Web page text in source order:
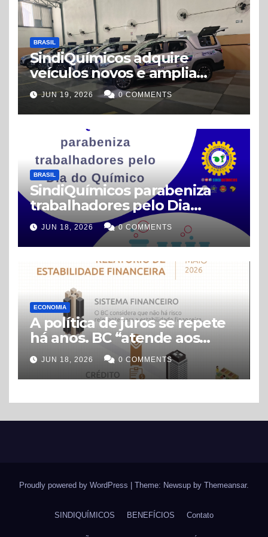
BRASIL
SindiQuímicos adquire
veículos novos e amplia
estrutura para atender
trabalhadores
JUN 19, 2026 0 COMMENTS
BRASIL
SindiQuímicos parabeniza
trabalhadores pelo Dia
Nacional do Químico
JUN 18, 2026 0 COMMENTS
ECONOMIA
A política de juros se repete
há anos. BC “atende aos
interesses do sistema
financeiro”
JUN 18, 2026 0 COMMENTS
Proudly powered by WordPress | Theme: Newsup by Themeansar.
SINDIQUÍMICOS BENEFÍCIOS Contato